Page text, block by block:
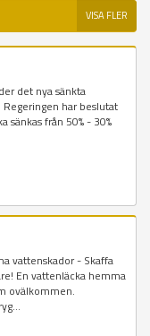
VISA FLER
det nya sänkta
har beslutat
sänkas från 50% - 30%
vattenskador - Skaffa
En vattenläcka hemma
ovälkommen.